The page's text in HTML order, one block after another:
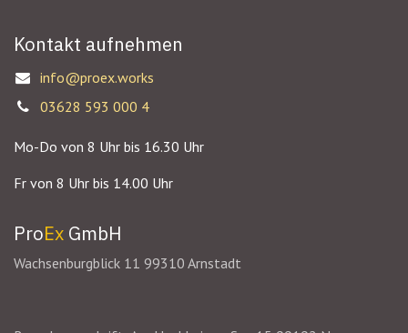
Kontakt aufnehmen
info@proex.works
03628 593 000 4
Mo-Do von 8 Uhr bis 16.30 Uhr
Fr von 8 Uhr bis 14.00 Uhr
ProEx GmbH
Wachsenburgblick 11 99310 Arnstadt